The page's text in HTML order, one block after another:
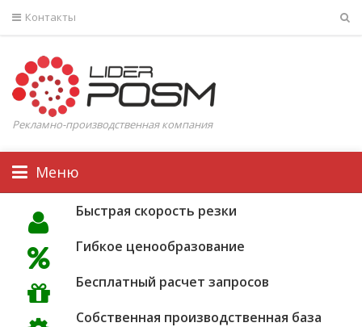
Контакты
Рекламно-производственная компания
Меню
Быстрая скорость резки
Гибкое ценообразование
Бесплатный расчет запросов
Собственная производственная база